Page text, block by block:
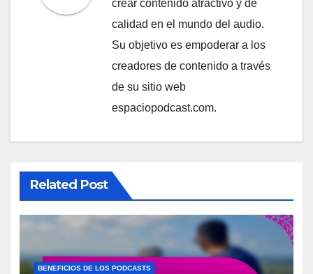
crear contenido atractivo y de
calidad en el mundo del audio.
Su objetivo es empoderar a los
creadores de contenido a través
de su sitio web
espaciopodcast.com.
Related Post
BENEFICIOS DE LOS PODCASTS